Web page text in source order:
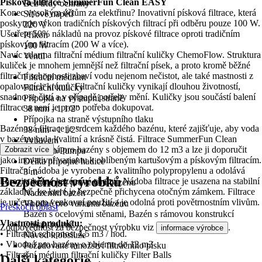
Bez třídy ochrany
Síťové napětí
220 V
Příkon
100 W
Ventil
-
Filtrační médium
Filtrační kuličky
Přípojka na výstupní straně
38 mm - 1 1/2"
Přípojka na straně výstupního tlaku
38 mm - 1 1/2"
Vybavení
Čerpadlo/Pumpa
Délka přípojné hadice
3 m
Vhodné pro provedení bazénu
Nadzemní bazén
Vhodné pro variantu bazénu
Bazén s ocelovými stěnami, Bazén s rámovou konstrukcí
Obsah balení
Návod k obsluze
Požadované množství filtračního písku
0
Písková filtrace SummerFun Clean EASY
Konec vysokým účtům za elektřinu? Inovativní písková filtrace, která
poskytuje výkon tradičních pískových filtrací při odběru pouze 100 W.
Ušetřete 50% nákladů na provoz pískové filtrace oproti tradičním
pískovým filtracím (200 W a více).
Navíc zdarma filtrační médium filtrační kuličky ChemoFlow. Struktura
kuliček je mnohem jemnější než filtrační písek, a proto kromě běžné
filtrační schopnosti zbaví vodu nejenom nečistot, ale také mastnosti z
opalovacích krémů. Filtrační kuličky vynikají dlouhou životností,
snadno se čistí a v případě potřeby mění. Kuličky jsou součástí balení
filtrace a není je proto potřeba dokupovat.
Bazénová filtrace je srdcem každého bazénu, které zajišťuje, aby voda
v bazénu byla kvalitní a krásně čistá. Filtrace SummerFun Clean
EASY je určená pro bazény s objemem do 12 m3 a lze ji doporučit
jako inovativní variantu k oblíbeným kartušovým a pískovým filtracím.
Filtrační nádoba je vyrobena z kvalitního polypropylenu a odolává
korozi a běžné bazénové chemii. Nádoba filtrace je usazena na stabilní
základně, ke které je bezpečně přichycena otočným zámkem. Filtrace
je určena pro venkovní použití a je odolná proti povětrnostním vlivům.
Vlastnosti produktu:
• Filtrační schopnost 4,5 m3 / hod.
• Vhodná pro bazény o objemu do 12 m3
• Filtrační médium filtrační kuličky Filter Balls
Zobrazit více
Bezpečnost výrobků
Přeskočit oblast
Zodpovědnost za bezpečnost výrobku viz informace výrobce .